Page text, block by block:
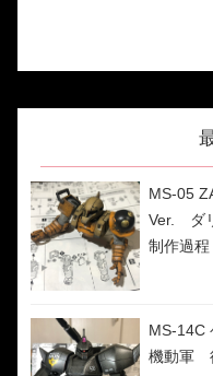
MS-05
Ver. ダ
制作過程
MS-14C
機動軍